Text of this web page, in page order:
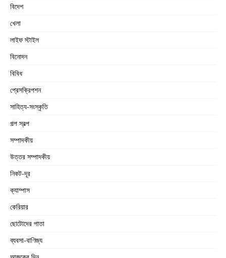
বিদেশ
খেলা
লাইফ স্টাইল
বিনোদন
বিবিধ
প্রেসক্রিপশন
সাহিত্য-সংস্কৃতি
গল্প স্বল্প
সম্পাদকীয়
উত্তর সম্পাদকীয়
নিকট-দূর
ক্যাম্পাস
কেরিয়ার
ছোটোদের পাতা
ব্যবসা-বাণিজ্য